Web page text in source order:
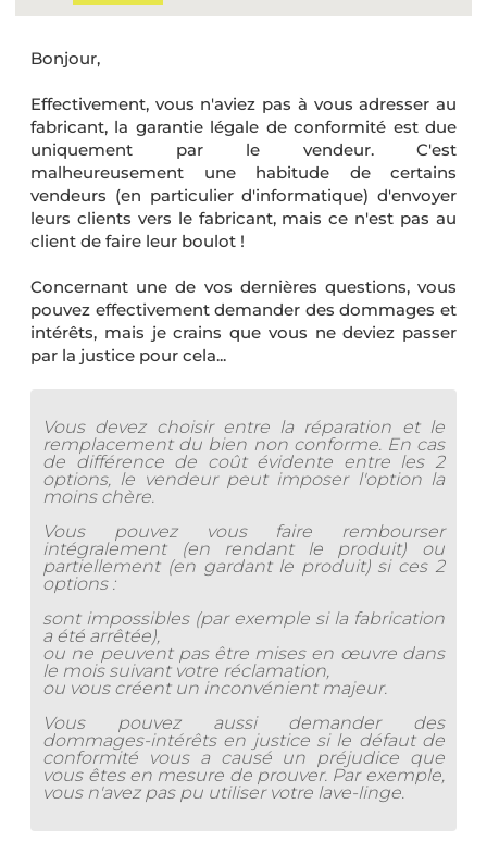
Bonjour,
Effectivement, vous n'aviez pas à vous adresser au
fabricant, la garantie légale de conformité est due
uniquement par le vendeur. C'est
malheureusement une habitude de certains
vendeurs (en particulier d'informatique) d'envoyer
leurs clients vers le fabricant, mais ce n'est pas au
client de faire leur boulot !
Concernant une de vos dernières questions, vous
pouvez effectivement demander des dommages et
intérêts, mais je crains que vous ne deviez passer
par la justice pour cela...
Vous devez choisir entre la réparation et le
remplacement du bien non conforme. En cas
de différence de coût évidente entre les 2
options, le vendeur peut imposer l'option la
moins chère.
Vous pouvez vous faire rembourser
intégralement (en rendant le produit) ou
partiellement (en gardant le produit) si ces 2
options :
sont impossibles (par exemple si la fabrication
a été arrêtée),
ou ne peuvent pas être mises en œuvre dans
le mois suivant votre réclamation,
ou vous créent un inconvénient majeur.
Vous pouvez aussi demander des
dommages-intérêts en justice si le défaut de
conformité vous a causé un préjudice que
vous êtes en mesure de prouver. Par exemple,
vous n'avez pas pu utiliser votre lave-linge.